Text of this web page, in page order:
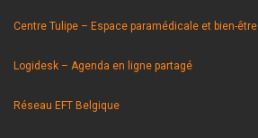
Centre Tulipe – Espace paramédicale et bien-être
Logidesk – Agenda en ligne partagé
Réseau EFT Belgique